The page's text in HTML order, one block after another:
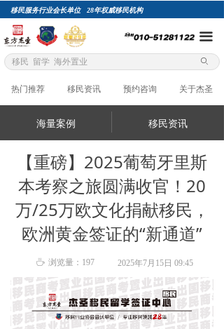
移民服务行业会长单位 28年权威移民机构
끀
网站首页
项目自选
精英团队
成功案例
总裁专栏
移民评估
加入杰圣
ꄙ
热门推荐 移民资讯 预约咨询 关于杰圣
【重磅】2025葡萄牙里斯
本考察之旅圆满收官！20
万/25万欧文化捐献移民，
欧洲黄金签证的“新通道”
海量案例 移民资讯
ꄘ 浏览量： 197 2025年7月15日 09:45